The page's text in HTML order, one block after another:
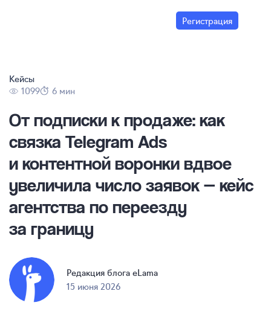
Регистрация
Кейсы
1099
6 мин
От подписки к продаже: как
связка Telegram Ads
и контентной воронки вдвое
увеличила число заявок — кейс
агентства по переезду
за границу
Редакция блога eLama
15 июня 2026